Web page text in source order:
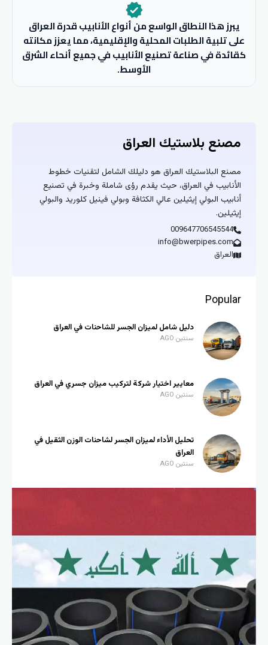
verified
يبرز هذا النطاق الواسع من أنواع الأنابيب قدرة العراق
على تلبية الطلبات المحلية والإقليمية، مما يعزز مكانته
كقائدة في صناعة تصنيع الأنابيب في جميع أنحاء الشرق
الأوسط.
مصنع بلاستيك العراق
مصنع البلاستيك العراق هو دليلك الشامل لتقنيات خطوط
الأنابيب في العراق، حيث يقدم رؤى شاملة وخبرة في تصنيع
أنابيب البولي إيثيلين عالي الكثافة وبولي فينيل كلوريد والبولي
إيثيلين.
009647706545544
info@bwerpipes.com
العراق
Popular
دليل شامل لميزان الجسر للشاحنات في العراق
سنتين AGO
معايير اختيار شركة لتركيب ميزان جسري في العراق
سنتين AGO
تحليل الأداء لميزان الجسر لشاحنات الوزن الثقيل في
العراق
سنتين AGO